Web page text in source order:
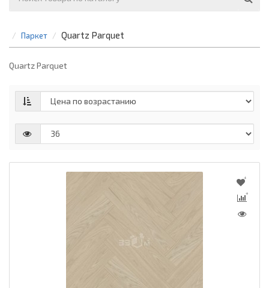
Паркет Quartz Parquet
Quartz Parquet